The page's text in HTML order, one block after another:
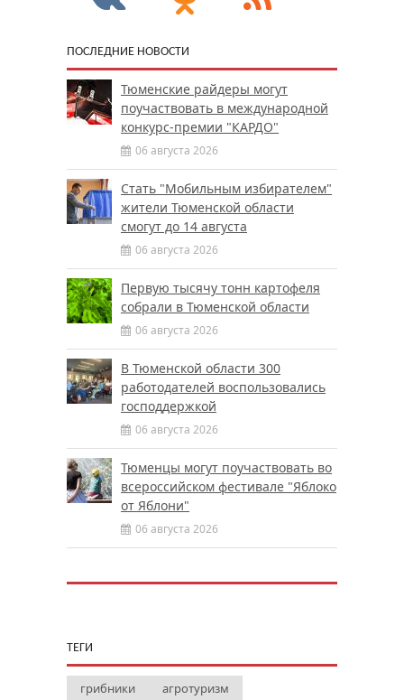
ПОСЛЕДНИЕ НОВОСТИ
Тюменские райдеры могут
поучаствовать в международной
конкурс-премии "КАРДО"
06 августа 2026
Стать "Мобильным избирателем"
жители Тюменской области
смогут до 14 августа
06 августа 2026
Первую тысячу тонн картофеля
собрали в Тюменской области
06 августа 2026
В Тюменской области 300
работодателей воспользовались
господдержкой
06 августа 2026
Тюменцы могут поучаствовать во
всероссийском фестивале "Яблоко
от Яблони"
06 августа 2026
ТЕГИ
грибники
агротуризм